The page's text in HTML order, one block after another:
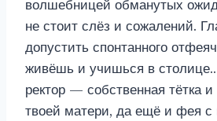
волшебницей обманутых
не стоит слёз и сожалений.
допустить спонтанного
живёшь и учишься в
ректор — собственная тётка
твоей матери, да ещё и фея с